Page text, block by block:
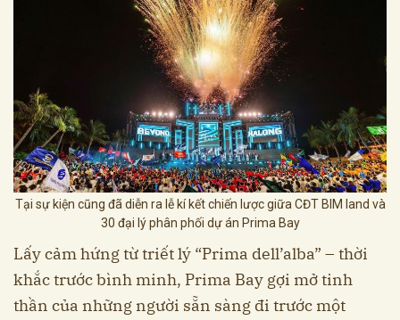
Tại sự kiện cũng đã diễn ra lễ kí kết chiến lược giữa CĐT BIM land và
30 đại lý phân phối dự án Prima Bay
Lấy cảm hứng từ triết lý “Prima dell’alba” – thời
khắc trước bình minh, Prima Bay gợi mở tinh
thần của những người sẵn sàng đi trước một